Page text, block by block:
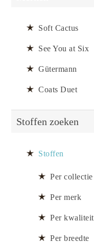
Soft Cactus
See You at Six
Gütermann
Coats Duet
Stoffen zoeken
Stoffen
Per collectie
Per merk
Per kwaliteit
Per breedte